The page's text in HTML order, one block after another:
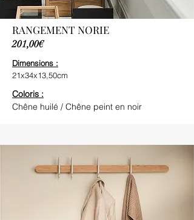
RANGEMENT NORIE
201,00€
Dimensions :
21x34x13,50cm
Coloris :
Chêne huilé / Chêne peint en noir